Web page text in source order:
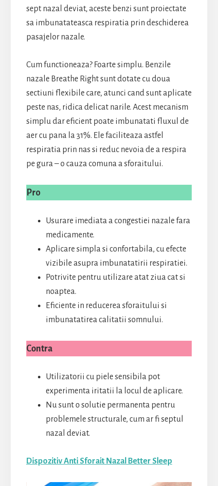
sept nazal deviat, aceste benzi sunt proiectate
sa imbunatateasca respiratia prin deschiderea
pasajelor nazale.
Cum functioneaza? Foarte simplu. Benzile
nazale Breathe Right sunt dotate cu doua
sectiuni flexibile care, atunci cand sunt aplicate
peste nas, ridica delicat narile. Acest mecanism
simplu dar eficient poate imbunatati fluxul de
aer cu pana la 31%. Ele faciliteaza astfel
respiratia prin nas si reduc nevoia de a respira
pe gura – o cauza comuna a sforaitului.
Pro
Usurare imediata a congestiei nazale fara
medicamente.
Aplicare simpla si confortabila, cu efecte
vizibile asupra imbunatatirii respiratiei.
Potrivite pentru utilizare atat ziua cat si
noaptea.
Eficiente in reducerea sforaitului si
imbunatatirea calitatii somnului.
Contra
Utilizatorii cu piele sensibila pot
experimenta iritatii la locul de aplicare.
Nu sunt o solutie permanenta pentru
problemele structurale, cum ar fi septul
nazal deviat.
Dispozitiv Anti Sforait Nazal Better Sleep